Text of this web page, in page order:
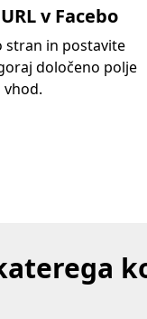
v Facebo
stran in postavite
določeno polje
vhod.